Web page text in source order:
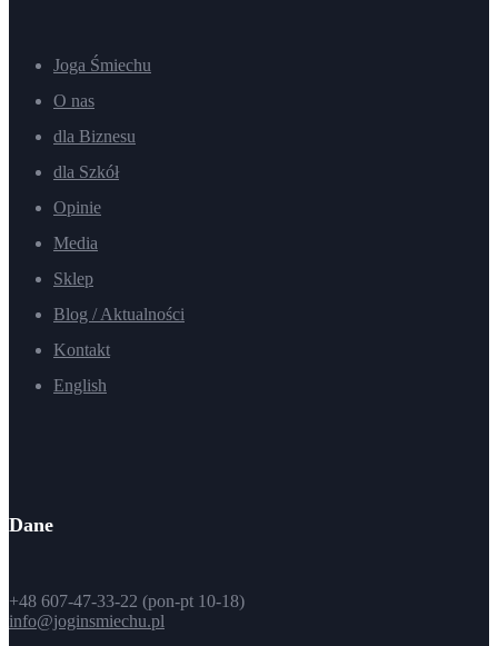
Joga Śmiechu
O nas
dla Biznesu
dla Szkół
Opinie
Media
Sklep
Blog / Aktualności
Kontakt
English
Dane
+48 607-47-33-22 (pon-pt 10-18)
info@joginsmiechu.pl